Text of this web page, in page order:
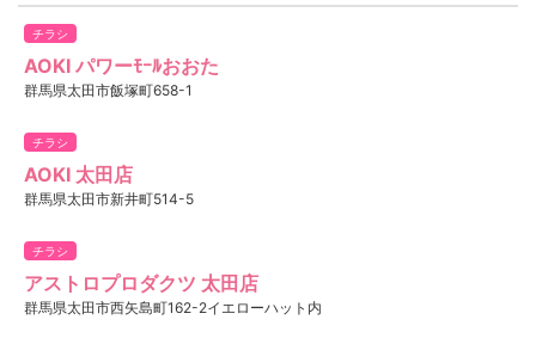
チラシ
AOKI パワーﾓｰﾙおおた
群馬県太田市飯塚町658-1
チラシ
AOKI 太田店
群馬県太田市新井町514-5
チラシ
アストロプロダクツ 太田店
群馬県太田市西矢島町162-2イエローハット内